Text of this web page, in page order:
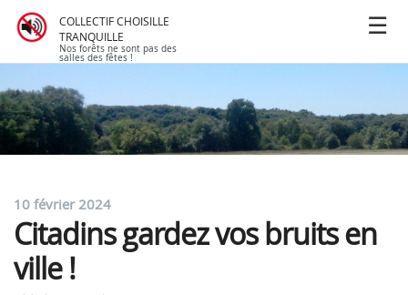
COLLECTIF CHOISILLE
TRANQUILLE
Nos forêts ne sont pas des
salles des fêtes !
10 février 2024
Citadins gardez vos bruits en
ville !